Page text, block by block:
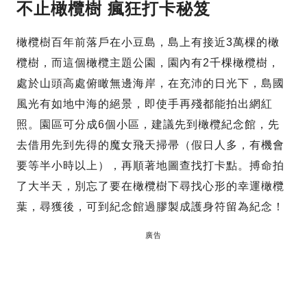
不止橄欖樹 瘋狂打卡秘笈
橄欖樹百年前落戶在小豆島，島上有接近3萬棵的橄
欖樹，而這個橄欖主題公園，園內有2千棵橄欖樹，
處於山頭高處俯瞰無邊海岸，在充沛的日光下，島國
風光有如地中海的絕景，即使手再殘都能拍出網紅
照。園區可分成6個小區，建議先到橄欖紀念館，先
去借用先到先得的魔女飛天掃帚（假日人多，有機會
要等半小時以上），再順著地圖查找打卡點。搏命拍
了大半天，別忘了要在橄欖樹下尋找心形的幸運橄欖
葉，尋獲後，可到紀念館過膠製成護身符留為紀念！
廣告